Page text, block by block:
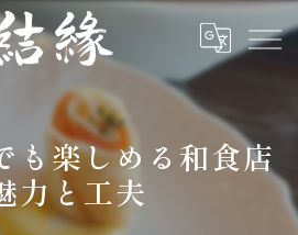
も楽しめる和食店
力と工夫